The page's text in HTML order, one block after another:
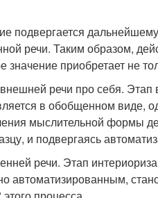
подвергается
речи. Таким образом,
значение приобретает не
речи про себя. Этап
в обобщенном виде,
мыслительной формы
и подвергаясь
речи. Этап
автоматизированным,